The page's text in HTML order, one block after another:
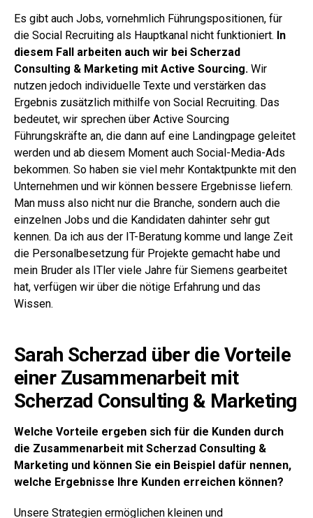
Es gibt auch Jobs, vornehmlich Führungspositionen, für
die Social Recruiting als Hauptkanal nicht funktioniert. In
diesem Fall arbeiten auch wir bei Scherzad
Consulting & Marketing mit Active Sourcing. Wir
nutzen jedoch individuelle Texte und verstärken das
Ergebnis zusätzlich mithilfe von Social Recruiting. Das
bedeutet, wir sprechen über Active Sourcing
Führungskräfte an, die dann auf eine Landingpage geleitet
werden und ab diesem Moment auch Social-Media-Ads
bekommen. So haben sie viel mehr Kontaktpunkte mit den
Unternehmen und wir können bessere Ergebnisse liefern.
Man muss also nicht nur die Branche, sondern auch die
einzelnen Jobs und die Kandidaten dahinter sehr gut
kennen. Da ich aus der IT-Beratung komme und lange Zeit
die Personalbesetzung für Projekte gemacht habe und
mein Bruder als ITler viele Jahre für Siemens gearbeitet
hat, verfügen wir über die nötige Erfahrung und das
Wissen.
Sarah Scherzad über die Vorteile
einer Zusammenarbeit mit
Scherzad Consulting & Marketing
Welche Vorteile ergeben sich für die Kunden durch
die Zusammenarbeit mit Scherzad Consulting &
Marketing und können Sie ein Beispiel dafür nennen,
welche Ergebnisse Ihre Kunden erreichen können?
Unsere Strategien ermöglichen kleinen und